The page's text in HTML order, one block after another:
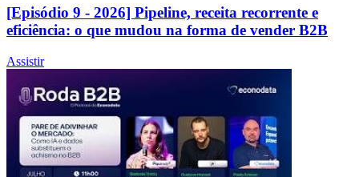
[Episódio 9 - 2026] Pipeline, receita recorrente e
eficiência: o que mudou na forma de vender B2B
Assistir